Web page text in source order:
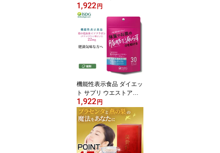
チ 60粒 30日分 ターミナ
リアベリリカ サプリメン
質カット 脂肪 糖質 ISDG
医食同源 isdg 医食同源
ドットコム
1,922 円
機能性表示食品 ダイエッ
ト サプリ ウエストアシ
スト 60粒 30日分 葛 イソ
フラボン サプリメント
ダイエットサプリ くず
葛の花 セルロース ISDG
医食同源 isdg 医食同源
ドットコム
1,922 円